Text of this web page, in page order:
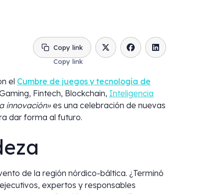
Copy link
el Cumbre de juegos y tecnología de
Fintech, Blockchain, Inteligencia
innovación»es una celebración de nuevas
dar forma al futuro.
de la región nórdico-báltica. ¿Terminó
expertos y responsables